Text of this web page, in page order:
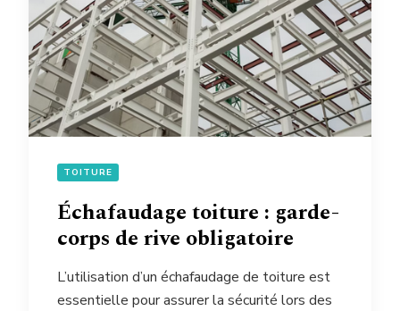
TOITURE
Échafaudage toiture : garde-
corps de rive obligatoire
L’utilisation d’un échafaudage de toiture est
essentielle pour assurer la sécurité lors des